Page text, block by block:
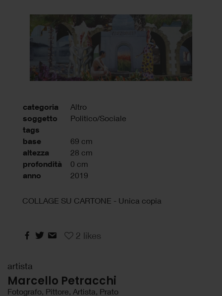
categoria Altro
soggetto Politico/Sociale
tags
base
69 cm
altezza 28 cm
profondità 0 cm
anno 2019
COLLAGE SU CARTONE - Unica copia
2 likes
artista
Marcello Petracchi
Fotografo, Pittore, Artista, Prato